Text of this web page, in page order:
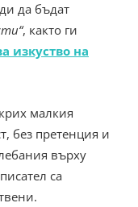
да бъдат
, както ги
изкуство на
малкия
без претенция и
върху
са